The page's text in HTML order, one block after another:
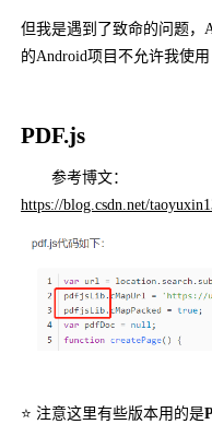
但我是遇到了致命的问题，
的Android项目不允许我使
PDF.js
参考博文：
https://blog.csdn.net/
⭐ 注意这里有些版本用的是